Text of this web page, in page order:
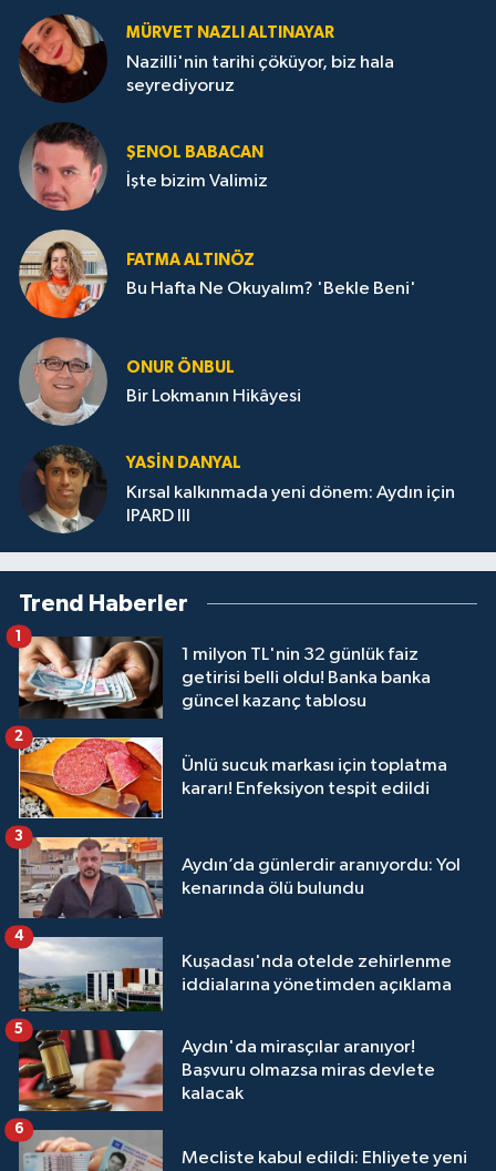
MÜRVET NAZLI ALTINAYAR
Nazilli'nin tarihi çöküyor, biz hala
seyrediyoruz
ŞENOL BABACAN
İşte bizim Valimiz
FATMA ALTINÖZ
Bu Hafta Ne Okuyalım? 'Bekle Beni'
ONUR ÖNBUL
Bir Lokmanın Hikâyesi
YASIN DANYAL
Kırsal kalkınmada yeni dönem: Aydın için
IPARD III
Trend Haberler
1 milyon TL'nin 32 günlük faiz
getirisi belli oldu! Banka banka
güncel kazanç tablosu
1
Ünlü sucuk markası için toplatma
kararı! Enfeksiyon tespit edildi
2
Aydın’da günlerdir aranıyordu: Yol
kenarında ölü bulundu
3
Kuşadası'nda otelde zehirlenme
iddialarına yönetimden açıklama
4
Aydın'da mirasçılar aranıyor!
Başvuru olmazsa miras devlete
kalacak
5
Mecliste kabul edildi: Ehliyete yeni
6